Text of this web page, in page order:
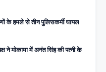
के हमले से तीन पुलिसकर्मी घायल
ने मोकामा में अनंत सिंह की पत्नी के